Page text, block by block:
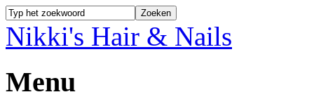
Nikki's Hair & Nails
Menu